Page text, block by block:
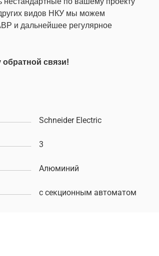
видов НКУ мы можем
и дальнейшее регулярное
связи!
Schneider Electric
3
Алюминий
с секционным автоматом